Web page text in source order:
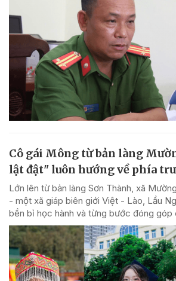
Cô gái Mông từ bản làng
lật đật" luôn hướng về phía
Lớn lên từ bản làng Sơn Thành, xã
- một xã giáp biên giới Việt - Lào, Lầu
bền bỉ học hành và từng bước đóng góp